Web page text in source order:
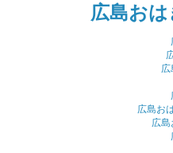
広島お
広
広島お
広